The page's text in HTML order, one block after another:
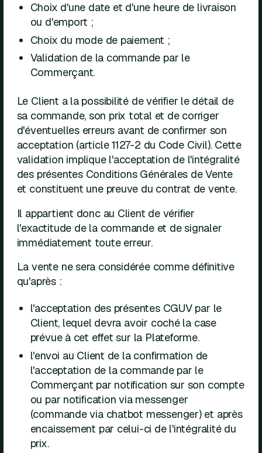
Choix d'une date et d'une heure de livraison
ou d'emport ;
Choix du mode de paiement ;
Validation de la commande par le
Commerçant.
Le Client a la possibilité de vérifier le détail de
sa commande, son prix total et de corriger
d'éventuelles erreurs avant de confirmer son
acceptation (article 1127-2 du Code Civil). Cette
validation implique l'acceptation de l'intégralité
des présentes Conditions Générales de Vente
et constituent une preuve du contrat de vente.
Il appartient donc au Client de vérifier
l'exactitude de la commande et de signaler
immédiatement toute erreur.
La vente ne sera considérée comme définitive
qu'après :
l'acceptation des présentes CGUV par le
Client, lequel devra avoir coché la case
prévue à cet effet sur la Plateforme.
l'envoi au Client de la confirmation de
l'acceptation de la commande par le
Commerçant par notification sur son compte
ou par notification via messenger
(commande via chatbot messenger) et après
encaissement par celui-ci de l'intégralité du
prix.